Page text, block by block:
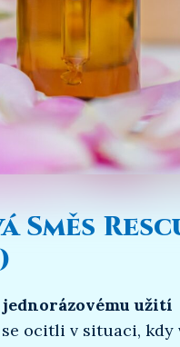
Směs
užití
ocitli v situaci, kdy